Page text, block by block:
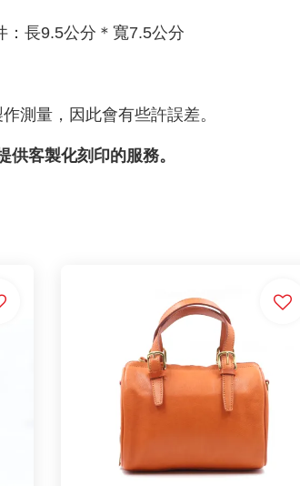
：長9.5公分＊寬7.5公分
測量，因此會有些許誤差。
供客製化刻印的服務。